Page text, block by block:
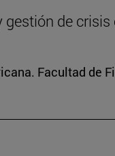
de
Facultad de